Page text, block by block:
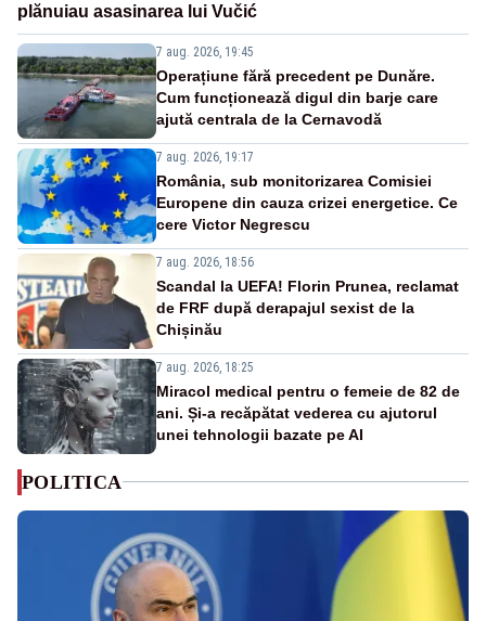
plănuiau asasinarea lui Vučić
7 aug. 2026, 19:45
Operațiune fără precedent pe Dunăre.
Cum funcționează digul din barje care
ajută centrala de la Cernavodă
7 aug. 2026, 19:17
România, sub monitorizarea Comisiei
Europene din cauza crizei energetice. Ce
cere Victor Negrescu
7 aug. 2026, 18:56
Scandal la UEFA! Florin Prunea, reclamat
de FRF după derapajul sexist de la
Chișinău
7 aug. 2026, 18:25
Miracol medical pentru o femeie de 82 de
ani. Și-a recăpătat vederea cu ajutorul
unei tehnologii bazate pe AI
POLITICA